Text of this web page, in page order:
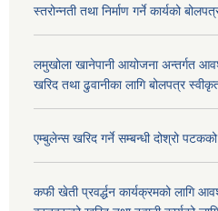
स्तरोन्नती तथा निर्माण गर्ने कार्यको
लमुखोला खानेपानी आयोजना अन्तर्गत
खरिद तथा ढुवानीका लागि बोलपत्र
एम्बुलेन्स खरिद गर्ने सम्बन्धी दोश्रो
कफी खेती प्रवर्द्धन कार्यक्रमको लागि